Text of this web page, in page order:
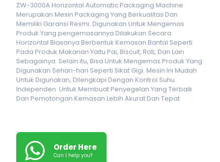
ZW-3000A Horizontal Automatic Packaging Machine
Merupakan Mesin Packaging Yang Berkualitas Dan
Memiliki Garansi Resmi. Digunakan Untuk Mengemas
Produk Yang pengemasannya Dilakukan Secara
Horizontal Biasanya Berbentuk Kemasan Bantal Seperti
Pada Produk Makanan Yaitu Pai, Biscuit, Roti, Dan Lain
Sebagainya. Selain itu, Bisa Untuk Mengemas Produk Yang
Digunakan Sehari-hari Seperti Sikat Gigi. Mesin Ini Mudah
Untuk Digunakan, Dilengkapi Dengan Kontrol Suhu
Independen Untuk Membuat Penyegelan Yang Terbaik
Dan Pemotongan Kemasan Lebih Akurat Dan Tepat
Order Here
Can I help you?